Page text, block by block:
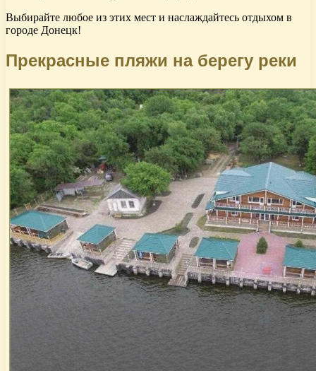
Выбирайте любое из этих мест и наслаждайтесь отдыхом в
городе Донецк!
Прекрасные пляжи на берегу реки